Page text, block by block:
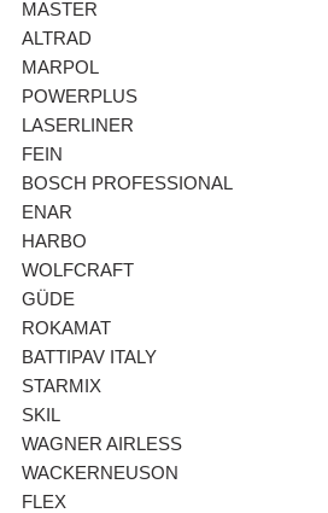
MASTER
ALTRAD
MARPOL
POWERPLUS
LASERLINER
FEIN
BOSCH PROFESSIONAL
ENAR
HARBO
WOLFCRAFT
GÜDE
ROKAMAT
BATTIPAV ITALY
STARMIX
SKIL
WAGNER AIRLESS
WACKERNEUSON
FLEX